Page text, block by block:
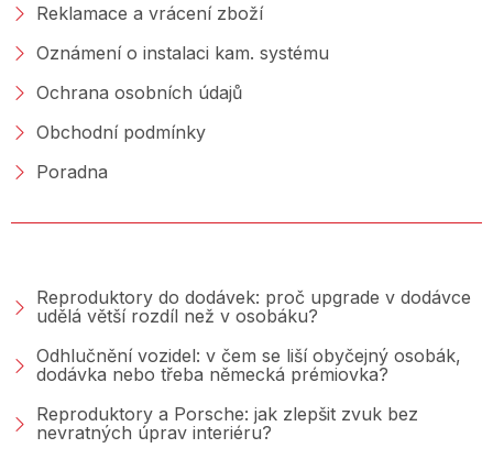
Reklamace a vrácení zboží
Oznámení o instalaci kam. systému
Ochrana osobních údajů
Obchodní podmínky
Poradna
Reproduktory do dodávek: proč upgrade v dodávce
udělá větší rozdíl než v osobáku?
Odhlučnění vozidel: v čem se liší obyčejný osobák,
dodávka nebo třeba německá prémiovka?
Reproduktory a Porsche: jak zlepšit zvuk bez
nevratných úprav interiéru?